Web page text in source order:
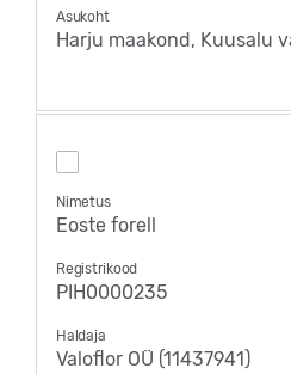
Asukoht
Harju maakond, Kuusalu
Nimetus
Eoste forell
Registrikood
PIH0000235
Haldaja
Valoflor OÜ (11437941)